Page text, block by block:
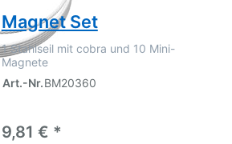
Magnet Set
1 Stahlseil mit cobra und 10 Mini-
Magnete
Art.-Nr.BM20360
9,81 € *